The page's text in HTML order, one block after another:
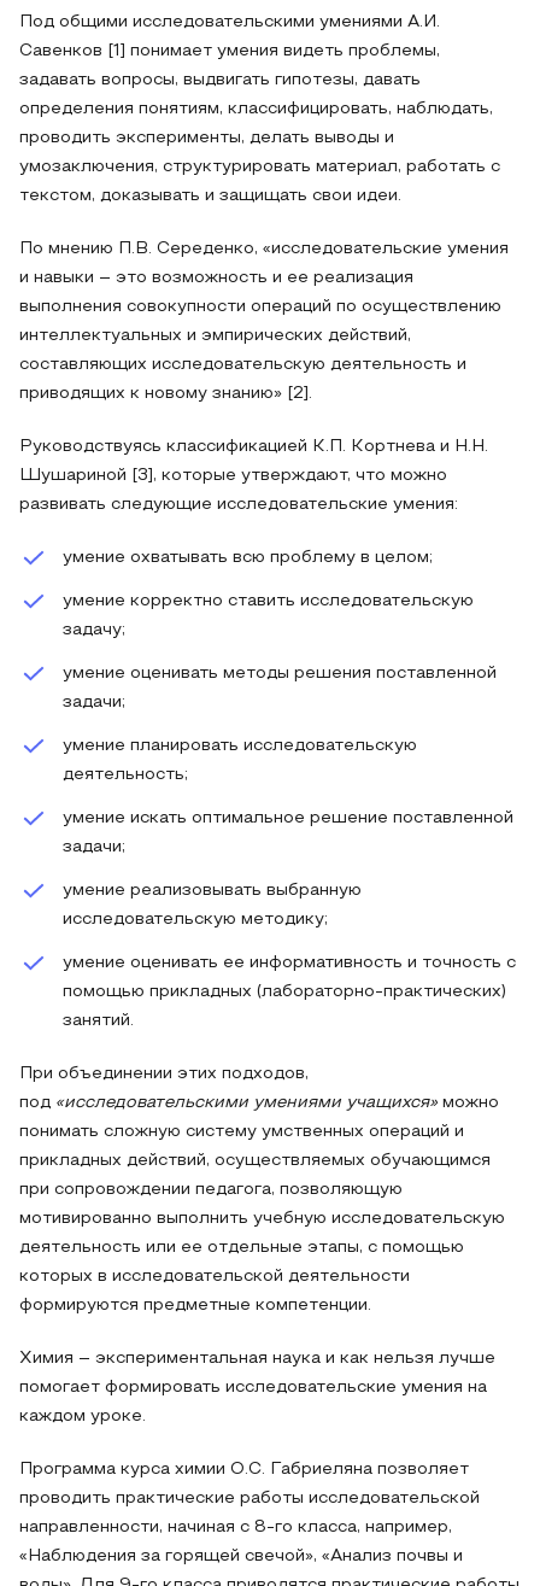
Под общими исследовательскими умениями А.И.
Савенков [1] понимает умения видеть проблемы,
задавать вопросы, выдвигать гипотезы, давать
определения понятиям, классифицировать, наблюдать,
проводить эксперименты, делать выводы и
умозаключения, структурировать материал, работать с
текстом, доказывать и защищать свои идеи.
По мнению П.В. Середенко, «исследовательские умения
и навыки – это возможность и ее реализация
выполнения совокупности операций по осуществлению
интеллектуальных и эмпирических действий,
составляющих исследовательскую деятельность и
приводящих к новому знанию» [2].
Руководствуясь классификацией К.П. Кортнева и Н.Н.
Шушариной [3], которые утверждают, что можно
развивать следующие исследовательские умения:
умение охватывать всю проблему в целом;
умение корректно ставить исследовательскую
задачу;
умение оценивать методы решения поставленной
задачи;
умение планировать исследовательскую
деятельность;
умение искать оптимальное решение поставленной
задачи;
умение реализовывать выбранную
исследовательскую методику;
умение оценивать ее информативность и точность с
помощью прикладных (лабораторно-практических)
занятий.
При объединении этих подходов,
под «исследовательскими умениями учащихся» можно
понимать сложную систему умственных операций и
прикладных действий, осуществляемых обучающимся
при сопровождении педагога, позволяющую
мотивированно выполнить учебную исследовательскую
деятельность или ее отдельные этапы, с помощью
которых в исследовательской деятельности
формируются предметные компетенции.
Химия – экспериментальная наука и как нельзя лучше
помогает формировать исследовательские умения на
каждом уроке.
Программа курса химии О.С. Габриеляна позволяет
проводить практические работы исследовательской
направленности, начиная с 8-го класса, например,
«Наблюдения за горящей свечой», «Анализ почвы и